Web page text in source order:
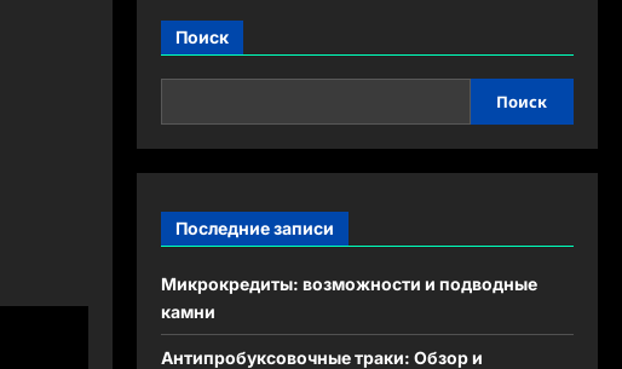
Поиск
Поиск
Последние записи
Микрокредиты: возможности и подводные
камни
Антипробуксовочные траки: Обзор и